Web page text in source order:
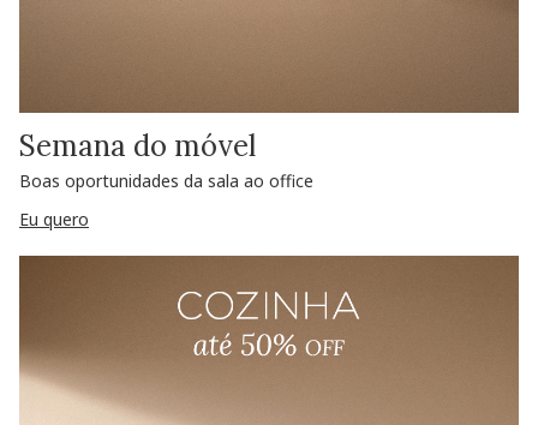
Semana do móvel
Boas oportunidades da sala ao office
Eu quero